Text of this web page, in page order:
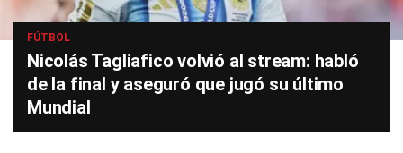
FÚTBOL
Nicolás Tagliafico volvió al stream: habló
de la final y aseguró que jugó su último
Mundial